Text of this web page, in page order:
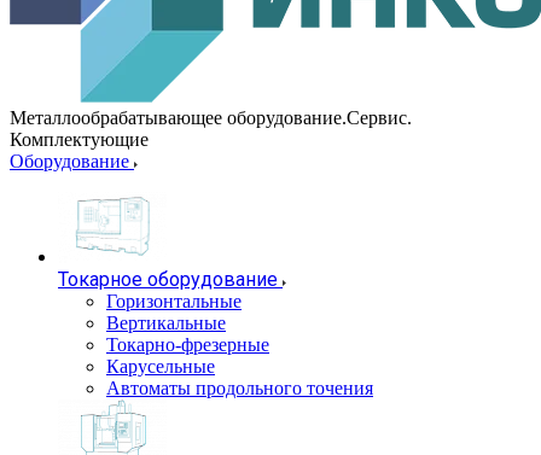
Металлообрабатывающее оборудование.Сервис.
Комплектующие
Оборудование
Токарное оборудование
Горизонтальные
Вертикальные
Токарно-фрезерные
Карусельные
Автоматы продольного точения